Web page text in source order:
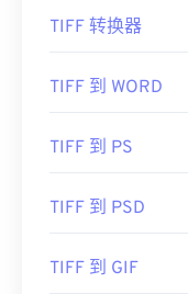
TIFF 转换器
TIFF 到 WORD
TIFF 到 PS
TIFF 到 PSD
TIFF 到 GIF